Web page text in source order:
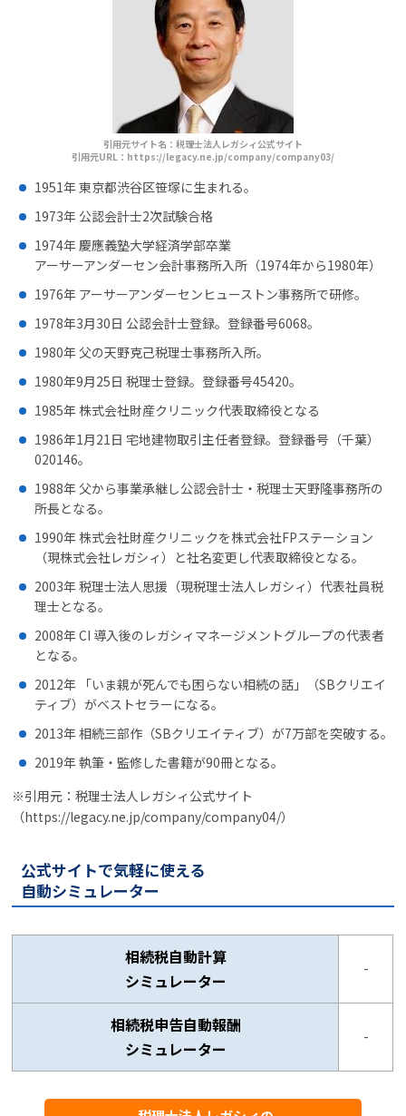
引用元サイト名：税理士法人レガシィ公式サイト
引用元URL：https://legacy.ne.jp/company/company03/
1951年 東京都渋谷区笹塚に生まれる。
1973年 公認会計士2次試験合格
1974年 慶應義塾大学経済学部卒業
アーサーアンダーセン会計事務所入所（1974年から1980年）
1976年 アーサーアンダーセンヒューストン事務所で研修。
1978年3月30日 公認会計士登録。登録番号6068。
1980年 父の天野克己税理士事務所入所。
1980年9月25日 税理士登録。登録番号45420。
1985年 株式会社財産クリニック代表取締役となる
1986年1月21日 宅地建物取引主任者登録。登録番号（千葉）
020146。
1988年 父から事業承継し公認会計士・税理士天野隆事務所の
所長となる。
1990年 株式会社財産クリニックを株式会社FPステーション
（現株式会社レガシィ）と社名変更し代表取締役となる。
2003年 税理士法人思援（現税理士法人レガシィ）代表社員税
理士となる。
2008年 CI 導入後のレガシィマネージメントグループの代表者
となる。
2012年 「いま親が死んでも困らない相続の話」（SBクリエイ
ティブ）がベストセラーになる。
2013年 相続三部作（SBクリエイティブ）が7万部を突破する。
2019年 執筆・監修した書籍が90冊となる。
※引用元：税理士法人レガシィ公式サイト
（https://legacy.ne.jp/company/company04/）
公式サイトで気軽に使える
自動シミュレーター
相続税自動計算
シミュレーター
-
相続税申告自動報酬
シミュレーター
-